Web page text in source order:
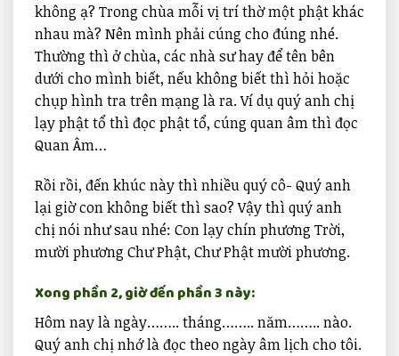
không ạ? Trong chùa mỗi vị trí thờ một phật khác
nhau mà? Nên mình phải cúng cho đúng nhé.
Thường thì ở chùa, các nhà sư hay để tên bên
dưới cho mình biết, nếu không biết thì hỏi hoặc
chụp hình tra trên mạng là ra. Ví dụ quý anh chị
lạy phật tổ thì đọc phật tổ, cúng quan âm thì đọc
Quan Âm…
Rồi rồi, đến khúc này thì nhiều quý cô- Quý anh
lại giờ con không biết thì sao? Vậy thì quý anh
chị nói như sau nhé: Con lạy chín phương Trời,
mười phương Chư Phật, Chư Phật mười phương.
Xong phần 2, giờ đến phần 3 này:
Hôm nay là ngày…….. tháng…….. năm…….. nào.
Quý anh chị nhớ là đọc theo ngày âm lịch cho tôi.